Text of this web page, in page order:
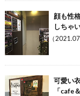
顔も性
しちゃ
（
可愛い
「cafe